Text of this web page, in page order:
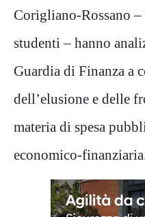
Corigliano-Rossano –
studenti – hanno
Guardia di Finanza a
dell’elusione e delle
materia di spesa
economico-